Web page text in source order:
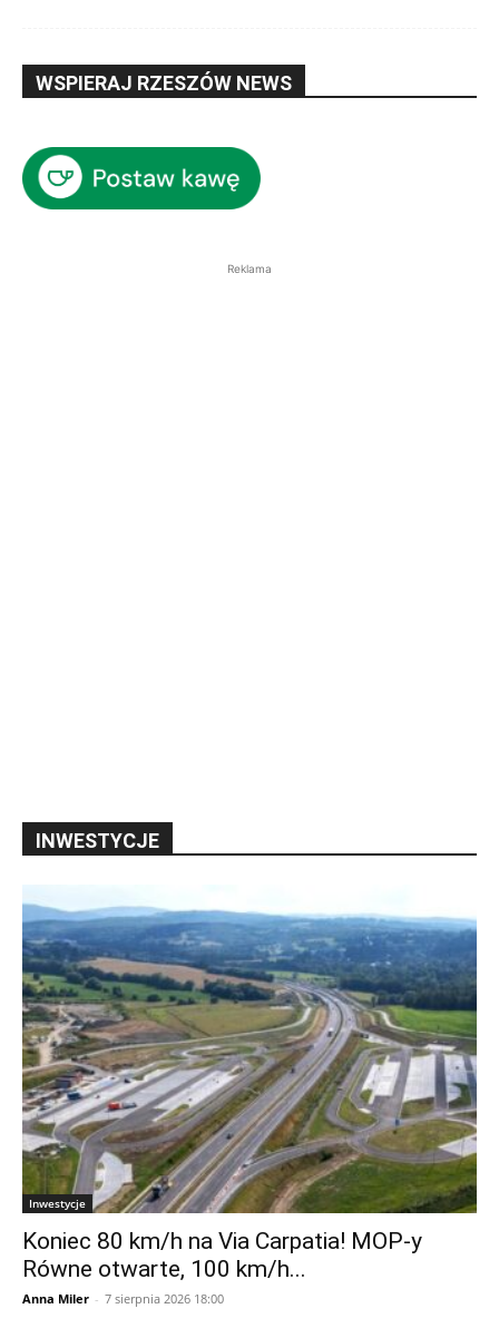
WSPIERAJ RZESZÓW NEWS
Reklama
INWESTYCJE
Inwestycje
Koniec 80 km/h na Via Carpatia! MOP-y
Równe otwarte, 100 km/h...
Anna Miler - 7 sierpnia 2026 18:00